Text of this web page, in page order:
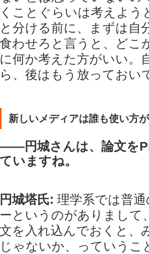
くことぐらいは考えよう
と分ける前に、まずは自
食わせろと言うと、どこ
に何か考えた方がいい。
ら、後はもう放っておい
新しいメディアは誰も使い方
――円城さんは、論文を
ていますね。
円城塔氏: 理学系では普
ーというのがありまして
文を入れ込んでおくと、
じゃないか、っていう